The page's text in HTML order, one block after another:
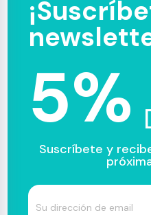
5%
Suscríbete y